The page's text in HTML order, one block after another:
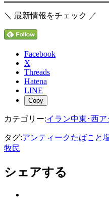
＼ 最新情報をチェック ／
Facebook
X
Threads
Hatena
LINE
Copy
カテゴリー:イラン中東･西ア
タグ:アンティークたばこと
牧民
シェアする